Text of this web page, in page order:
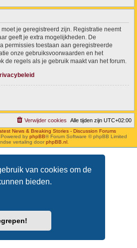
van cookies om de
bieden.
je geregistreerd zijn. Registratie neemt
geeft je extra mogelijkheden. De
permissies toestaan aan geregistreerde
onze gebruiksvoorwaarden en het
de regels als je gebruik maakt van het forum.
Alle tijden zijn UTC+02:00
Verwijder cookies
News & Breaking Stories - Discussion Forums
Powered by phpBB® Forum Software © phpBB Limited
vertaling doorphpBB.nl.